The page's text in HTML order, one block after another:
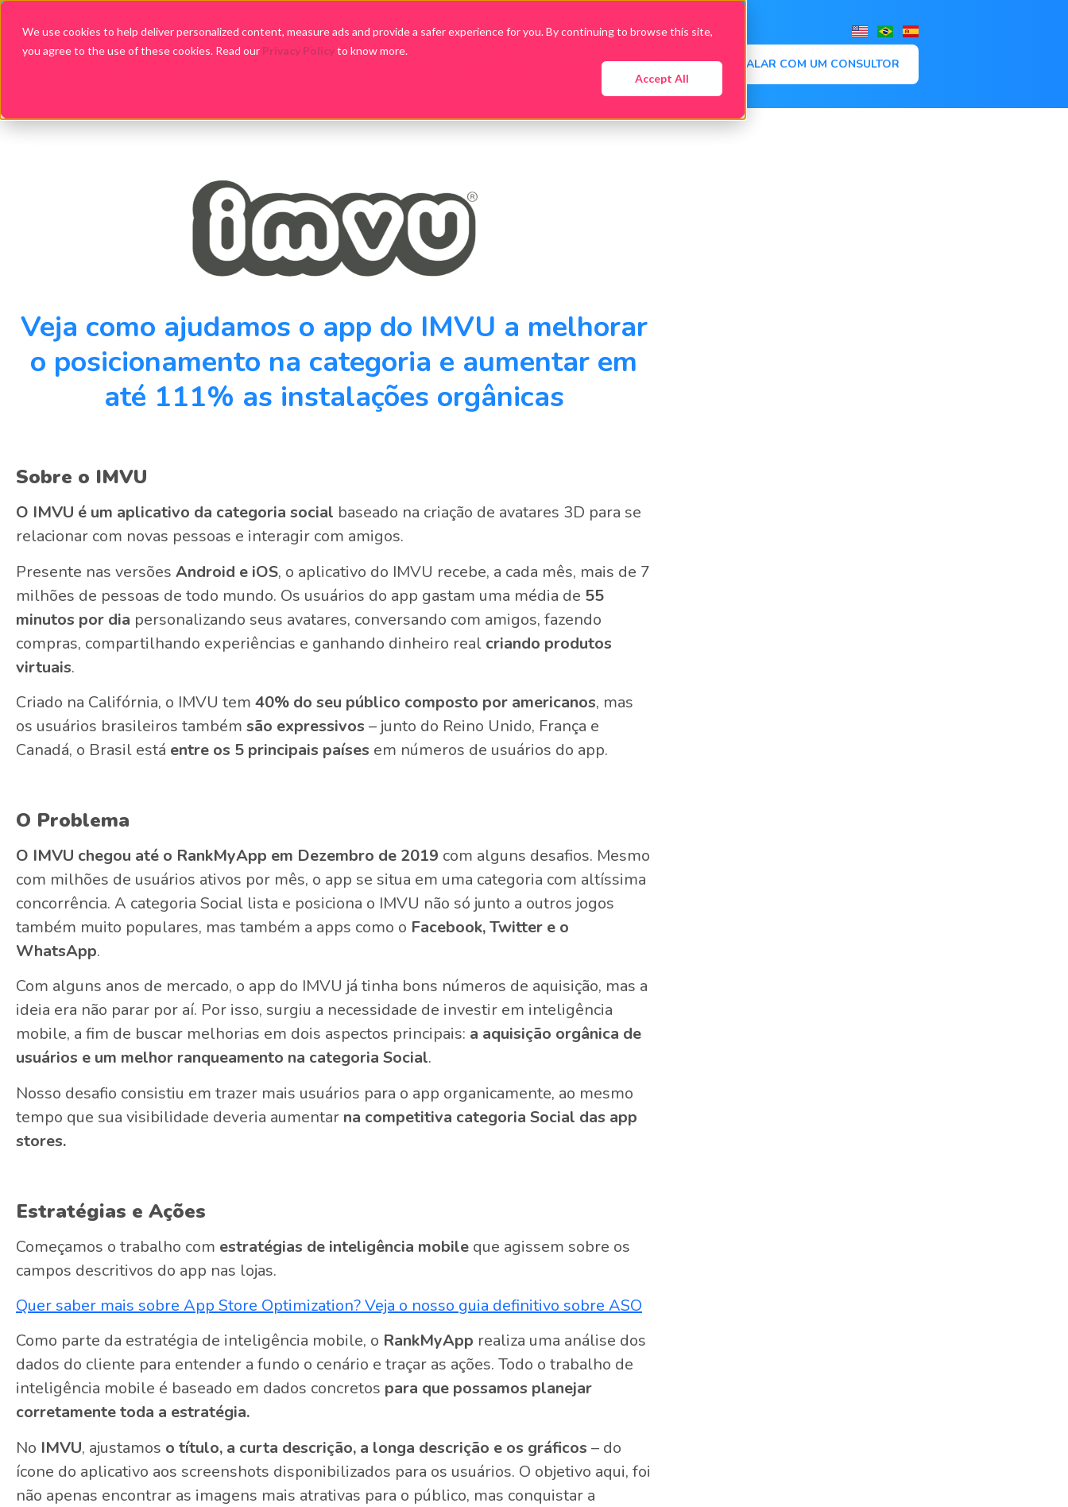
We use cookies to help deliver personalized content, measure ads and provide a safer experience for you. By continuing to browse this site,
you agree to the use of these cookies. Read our Privacy Policyto know more.
Accept All
Cases Conteúdo FALAR COM UM CONSULTOR
Veja como ajudamos o app do IMVU a melhorar
o posicionamento na categoria e aumentar em
até 111% as instalações orgânicas
Sobre o IMVU
O IMVU é um aplicativo da categoria social baseado na criação de avatares 3D para se
relacionar com novas pessoas e interagir com amigos.
Presente nas versões Android e iOS, o aplicativo do IMVU recebe, a cada mês, mais de 7
milhões de pessoas de todo mundo. Os usuários do app gastam uma média de 55
minutos por dia personalizando seus avatares, conversando com amigos, fazendo
compras, compartilhando experiências e ganhando dinheiro real criando produtos
virtuais.
Criado na Califórnia, o IMVU tem 40% do seu público composto por americanos, mas
os usuários brasileiros também são expressivos – junto do Reino Unido, França e
Canadá, o Brasil está entre os 5 principais países em números de usuários do app.
O Problema
O IMVU chegou até o RankMyApp em Dezembro de 2019 com alguns desafios. Mesmo
com milhões de usuários ativos por mês, o app se situa em uma categoria com altíssima
concorrência. A categoria Social lista e posiciona o IMVU não só junto a outros jogos
também muito populares, mas também a apps como o Facebook, Twitter e o
WhatsApp.
Com alguns anos de mercado, o app do IMVU já tinha bons números de aquisição, mas a
ideia era não parar por aí. Por isso, surgiu a necessidade de investir em inteligência
mobile, a fim de buscar melhorias em dois aspectos principais: a aquisição orgânica de
usuários e um melhor ranqueamento na categoria Social.
Nosso desafio consistiu em trazer mais usuários para o app organicamente, ao mesmo
tempo que sua visibilidade deveria aumentar na competitiva categoria Social das app
stores.
Estratégias e Ações
Começamos o trabalho com estratégias de inteligência mobile que agissem sobre os
campos descritivos do app nas lojas.
Quer saber mais sobre App Store Optimization? Veja o nosso guia definitivo sobre ASO
Como parte da estratégia de inteligência mobile, o RankMyApp realiza uma análise dos
dados do cliente para entender a fundo o cenário e traçar as ações. Todo o trabalho de
inteligência mobile é baseado em dados concretos para que possamos planejar
corretamente toda a estratégia.
No IMVU, ajustamos o título, a curta descrição, a longa descrição e os gráficos – do
ícone do aplicativo aos screenshots disponibilizados para os usuários. O objetivo aqui, foi
não apenas encontrar as imagens mais atrativas para o público, mas conquistar a